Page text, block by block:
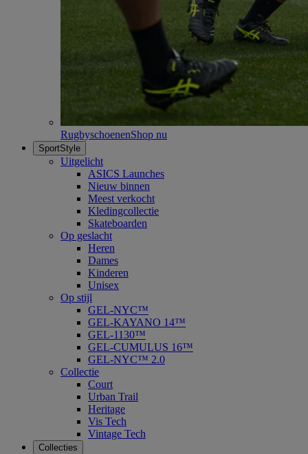
RugbyschoenenShop nu
SportStyle
Uitgelicht
ASICS Launches
Nieuw binnen
Meest verkocht
Kledingcollectie
Skateboarden
Op geslacht
Heren
Dames
Kinderen
Unisex
Op stijl
GEL-NYC™
GEL-KAYANO 14™
GEL-1130™
GEL-CUMULUS 16™
GEL-NYC™ 2.0
Collectie
Court
Urban Trail
Heritage
Vis Tech
Vintage Tech
Collecties